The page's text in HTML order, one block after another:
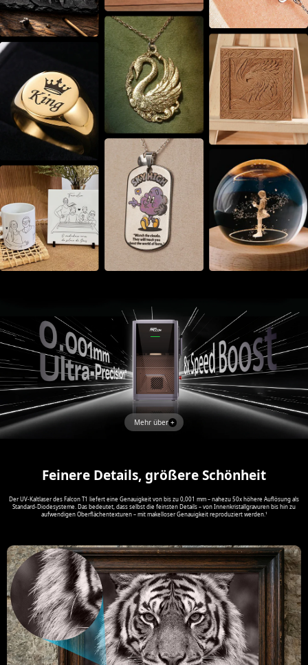
Mehr über
Feinere Details, größere Schönheit
Der UV-Kaltlaser des Falcon T1 liefert eine Genauigkeit von bis zu 0,001 mm – nahezu 50x höhere Auflösung als
Standard-Diodesysteme. Das bedeutet, dass selbst die feinsten Details – von Innenkristallgravuren bis hin zu
aufwendigen Oberflächentexturen – mit makelloser Genauigkeit reproduziert werden.¹